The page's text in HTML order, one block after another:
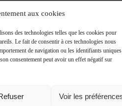
aux cookies
des technologies telles que les cookies pour
Le fait de consentir à ces technologies nous
de navigation ou les identifiants
consentement peut avoir un effet négatif sur
Voir les